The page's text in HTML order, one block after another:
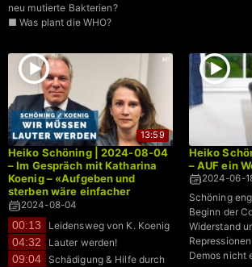
neu mutierte Bakterien?
■ Was plant die WHO?
13:59
Heiko Schöning | 2024-08-04
– Im Gespräch mit Katharina
Koenig – «Aufgeben und
sterben wäre einfacher
gewesen»
2024-08-04
00:13 Leidensweg von K. Koenig
04:32 Lauter werden!
09:04
Schädigung & Hilfe durch
Heiko
– AUF ein
2024-06-
Schöning
Beginn der
Widerstand
Demos nicht